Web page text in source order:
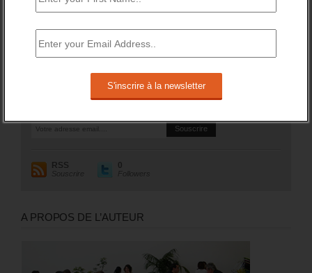
sur un an (soit +1,8%).
RESTEZ EN CONTACT
Recevez le meilleur de l'information et des débats sur l'emploi
sur votre boite mail.
RSS
Souscrire
0
Followers
A PROPOS DE L’AUTEUR